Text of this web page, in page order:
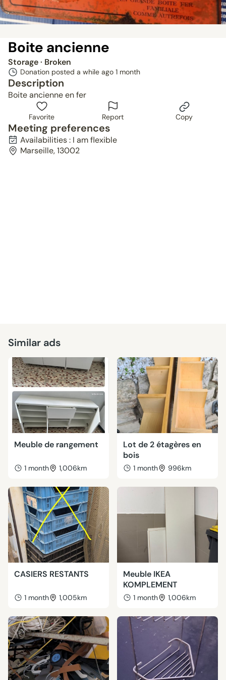
Boite ancienne
Storage· Broken
Donation posted a while ago 1 month
Description
Boite ancienne en fer
Favorite Report Copy
Meeting preferences
Availabilities : I am flexible
Marseille, 13002
Similar ads
Meuble de rangement
1 month 1,006km
Lot de 2 étagères en
bois
1 month 996km
CASIERS RESTANTS
1 month 1,005km
Meuble IKEA
KOMPLEMENT
1 month 1,006km